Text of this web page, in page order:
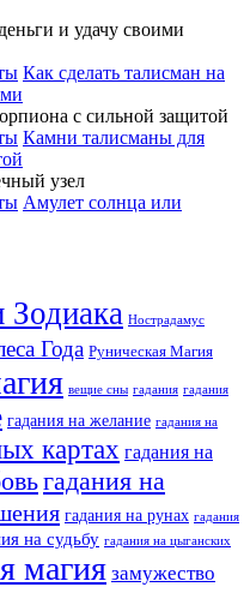
Как сделать талисман на
Камни талисманы для
Амулет солнца или
Зодиака Нострадамус
Года Руническая Магия
вещие сны гадания гадания
гадания на желание гадания на
картах гадания на
гадания на
гадания на рунах гадания
на судьбу гадания на цыганских
магия замужество